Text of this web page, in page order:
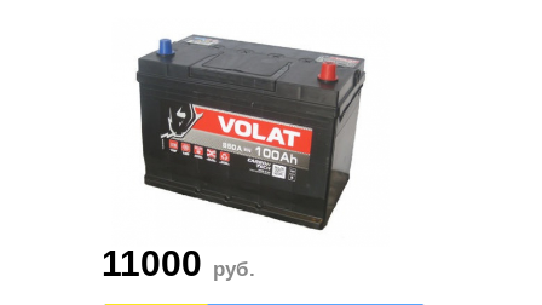
11000 руб.